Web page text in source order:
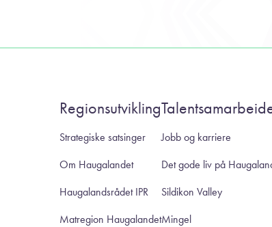
Regionsutvikling
Strategiske satsinger
Om Haugalandet
Haugalandsrådet IPR
Matregion Haugalandet
Jobb og karriere
Det gode liv på
Sildikon Valley
Mingel